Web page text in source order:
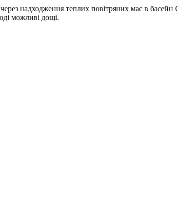
надходження теплих повітряних мас в
можливі дощі.